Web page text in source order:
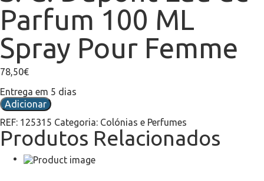
Parfum 100 ML
Spray Pour Femme
78,50€
Entrega em 5 dias
Adicionar
REF: 125315 Categoria: Colónias e Perfumes
Produtos Relacionados